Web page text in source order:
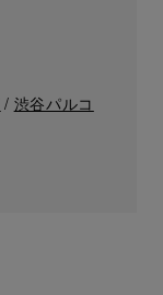
/ 渋谷パルコ